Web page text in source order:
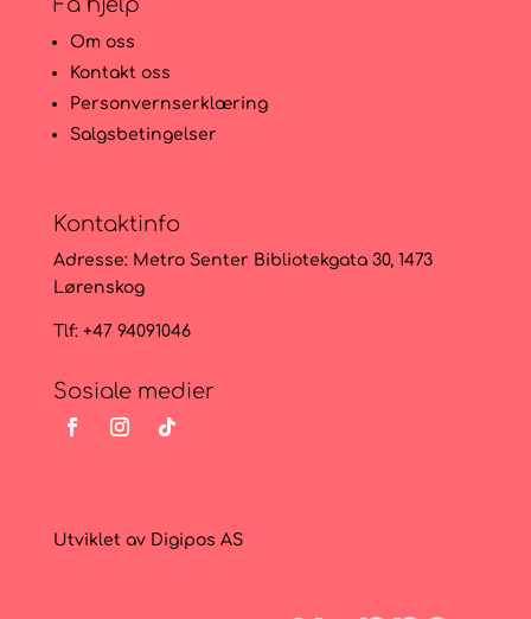
Om oss
Kontakt oss
Personvernserklæring
Salgsbetingelser
Kontaktinfo
Adresse: Metro Senter Bibliotekgata 30, 1473
Lørenskog
Tlf: +47 94091046
Sosiale medier
Utviklet av Digipos AS